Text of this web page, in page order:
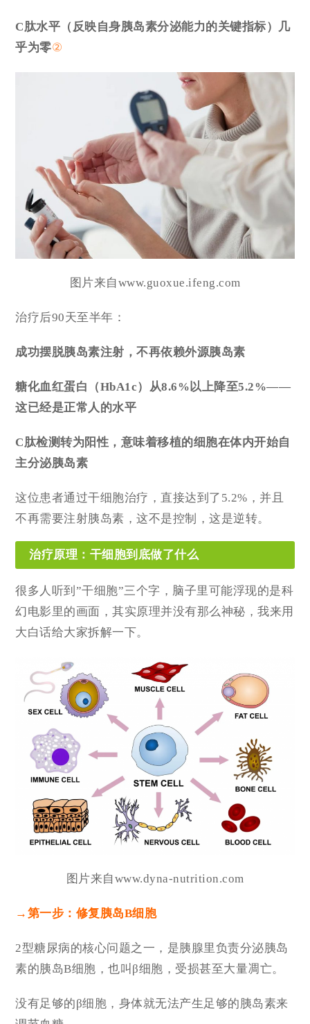
C肽水平 （反映自身胰岛素分泌能力的关键指标）几
乎为零②
图片来自www.guoxue.ifeng.com
治疗后90天至半年：
成功摆脱胰岛素注射，不再依赖外源胰岛素
糖化血红蛋白
（HbA1c）从8.6%以上降至5.2%——
这已经是正常人的水平
C肽检测转为阳性，意味着移植的细胞在体内开始自
主分泌胰岛素
这位患者通过干细胞治疗，直接达到了5.2%，并且
不再需要注射胰岛素，这不是控制，这是逆转。
治疗原理：干细胞到底做了什么
很多人听到”干细胞”三个字，脑子里可能浮现的是科
幻电影里的画面，其实原理并没有那么神秘，我来用
大白话给大家拆解一下。
图片来自www.dyna-nutrition.com
→ 第一步：修复胰岛B细胞
2型糖尿病的核心问题之一，是胰腺里负责分泌胰岛
素的胰岛B细胞，也叫β细胞，受损甚至大量凋亡。
没有足够的β细胞，身体就无法产生足够的胰岛素来